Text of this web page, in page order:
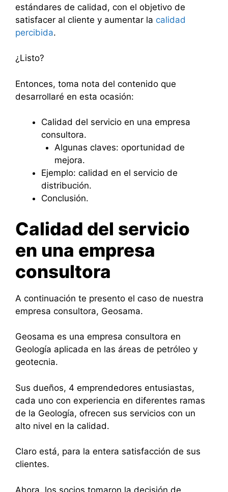
estándares de calidad, con el objetivo de
satisfacer al cliente y aumentar la calidad
percibida.
¿Listo?
Entonces, toma nota del contenido que
desarrollaré en esta ocasión:
Calidad del servicio en una empresa
consultora.
Algunas claves: oportunidad de
mejora.
Ejemplo: calidad en el servicio de
distribución.
Conclusión.
Calidad del servicio
en una empresa
consultora
A continuación te presento el caso de nuestra
empresa consultora, Geosama.
Geosama es una empresa consultora en
Geología aplicada en las áreas de petróleo y
geotecnia.
Sus dueños, 4 emprendedores entusiastas,
cada uno con experiencia en diferentes ramas
de la Geología, ofrecen sus servicios con un
alto nivel en la calidad.
Claro está, para la entera satisfacción de sus
clientes.
Ahora, los socios tomaron la decisión de